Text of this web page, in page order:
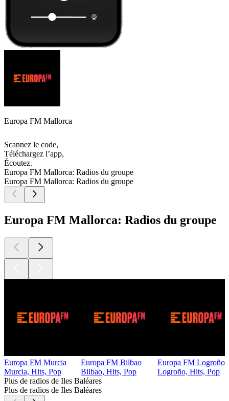
Europa FM Mallorca
Scannez le code,
Téléchargez l’app,
Écoutez.
Europa FM Mallorca: Radios du groupe
Europa FM Mallorca: Radios du groupe
Europa FM Mallorca: Radios du groupe
Europa FM Murcia
Murcia, Hits, Pop
Europa FM Bilbao
Bilbao, Hits, Pop
Europa FM Logroño
Logroño, Hits, Pop
Plus de radios de Iles Baléares
Plus de radios de Iles Baléares